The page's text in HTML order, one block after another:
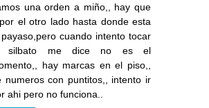
una orden a miño,, hay que
el otro lado hasta donde esta
cuando intento tocar
silbato me dice no es el
hay marcas en el piso,,
numeros con puntitos,, intento ir
ahi pero no funciona..